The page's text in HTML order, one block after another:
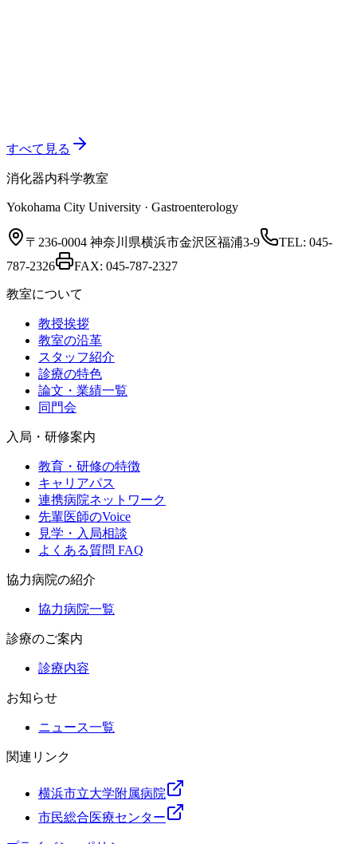
すべて見る
消化器内科学教室
Yokohama City University · Gastroenterology
〒236-0004 神奈川県横浜市金沢区福浦3-9 TEL: 045-
787-2326
FAX: 045-787-2327
教室について
教授挨拶
教室の沿革
スタッフ紹介
診療の特色
論文・業績一覧
同門会
入局・研修案内
教育・研修の特徴
キャリアパス
連携病院ネットワーク
先輩医師のVoice
見学・入局相談
よくある質問 FAQ
協力病院の紹介
協力病院一覧
診療のご案内
診療内容
お知らせ
ニュース一覧
関連リンク
横浜市立大学附属病院
市民総合医療センター